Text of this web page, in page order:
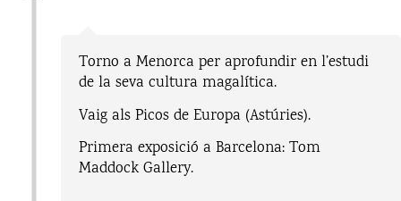
Torno a Menorca per aprofundir en l’estudi
de la seva cultura magalítica.
Vaig als Picos de Europa (Astúries).
Primera exposició a Barcelona: Tom
Maddock Gallery.